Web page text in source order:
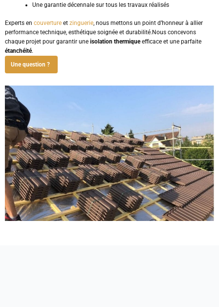
Une garantie décennale sur tous les travaux réalisés
Experts en couverture et zinguerie, nous mettons un point d’honneur à allier
performance technique, esthétique soignée et durabilité.Nous concevons
chaque projet pour garantir une isolation thermiqueefficace et une parfaite
étanchéité.
Une question ?